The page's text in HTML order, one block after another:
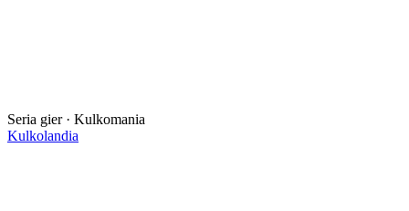
Seria gier · Kulkomania
Kulkolandia